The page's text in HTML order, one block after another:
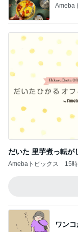
Ameba
だいた 里芋煮っ転が
Amebaトピックス 15
ワン